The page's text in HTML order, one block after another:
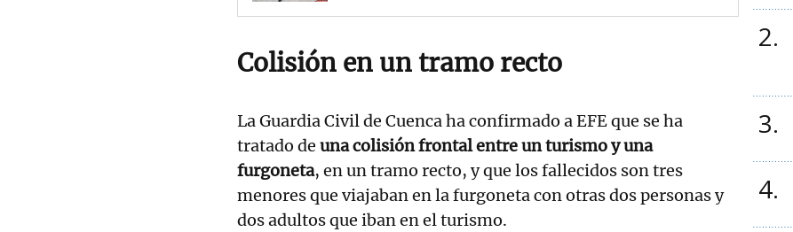
Colisión en un tramo recto
La Guardia Civil de Cuenca ha confirmado a EFE que se ha
tratado de una colisión frontal entre un turismo y una
furgoneta, en un tramo recto, y que los fallecidos son tres
menores que viajaban en la furgoneta con otras dos personas y
dos adultos que iban en el turismo.
2
3
4